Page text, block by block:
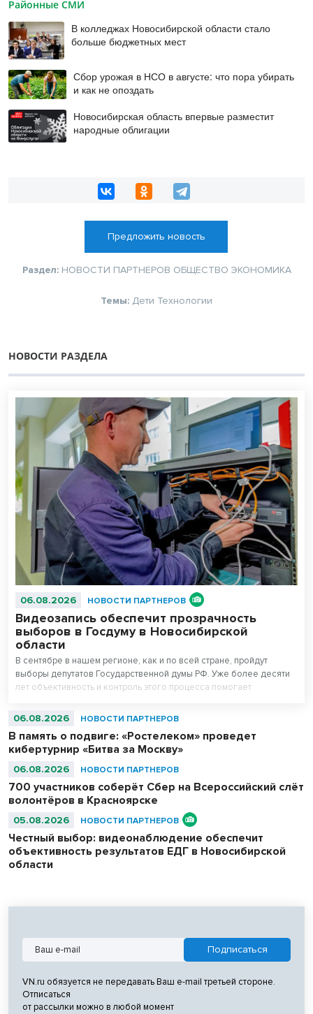
Районные СМИ
В колледжах Новосибирской области стало
больше бюджетных мест
Сбор урожая в НСО в августе: что пора убирать
и как не опоздать
Новосибирская область впервые разместит
народные облигации
Предложить новость
Раздел: НОВОСТИ ПАРТНЕРОВ ОБЩЕСТВО ЭКОНОМИКА
Темы: Дети Технологии
НОВОСТИ РАЗДЕЛА
06.08.2026 НОВОСТИ ПАРТНЕРОВ
Видеозапись обеспечит прозрачность
выборов в Госдуму в Новосибирской
области
В сентябре в нашем регионе, как и по всей стране, пройдут
выборы депутатов Государственной думы РФ. Уже более десяти
лет объективность и контроль этого процесса помогает
избирательных участках.
06.08.2026 НОВОСТИ ПАРТНЕРОВ
В память о подвиге: «Ростелеком» проведет
кибертурнир «Битва за Москву»
06.08.2026 НОВОСТИ ПАРТНЕРОВ
700 участников соберёт Сбер на Всероссийский слёт
волонтёров в Красноярске
05.08.2026 НОВОСТИ ПАРТНЕРОВ
Честный выбор: видеонаблюдение обеспечит
объективность результатов ЕДГ в Новосибирской
области
VN.ru обязуется не передавать Ваш e-mail третьей стороне.
Отписаться
от рассылки можно в любой момент